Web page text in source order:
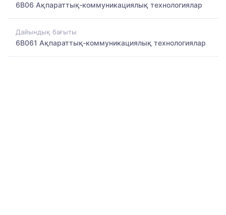
6B06 Ақпараттық-коммуникациялық технологиялар
Дайындық бағыты
6B061 Ақпараттық-коммуникациялық технологиялар